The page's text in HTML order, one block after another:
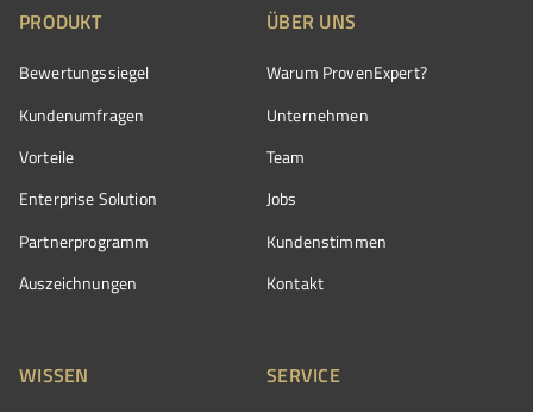
PRODUKT
Bewertungssiegel
Kundenumfragen
Vorteile
Enterprise Solution
Partnerprogramm
Auszeichnungen
ÜBER UNS
Warum ProvenExpert?
Unternehmen
Team
Jobs
Kundenstimmen
Kontakt
WISSEN SERVICE